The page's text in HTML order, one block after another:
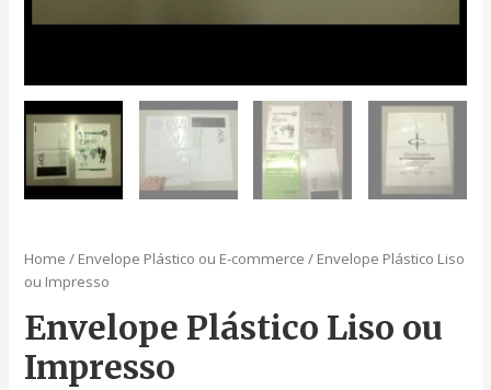
Home / Envelope Plástico ou E-commerce / Envelope Plástico Liso
ou Impresso
Envelope Plástico Liso ou
Impresso